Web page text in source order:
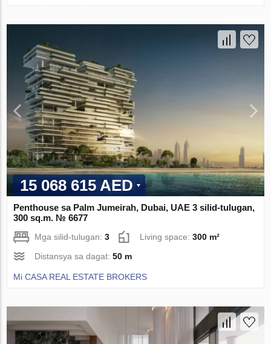
15 068 615 AED
Penthouse sa Palm Jumeirah, Dubai, UAE 3 silid-tulugan,
300 sq.m. № 6677
Mga silid-tulugan:3 Living space:300 m²
Distansya sa dagat:50 m
Mi CASA REAL ESTATE BROKERS